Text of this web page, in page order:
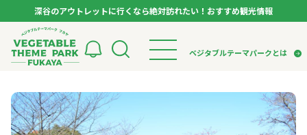
深谷のアウトレットに行くなら絶対訪れたい！おすすめ観光情報
ベジタブルテーマパークとは
検索
トップページ
モデルコース
ベジタブルテーマパークとは
VTPキャストミーティング
パートナー企業について